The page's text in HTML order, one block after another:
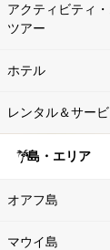
アクティビティ
ツアー
ホテル
レンタル＆サービ
島・エリア
オアフ島
マウイ島